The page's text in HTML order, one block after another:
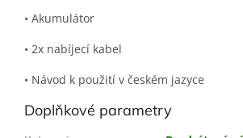
• Akumulátor
• 2x nabíjecí kabel
• Návod k použití v českém jazyce
Doplňkové parametry